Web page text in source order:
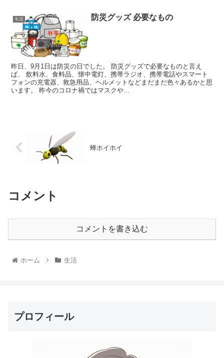
生活 防災グッズ 必要なもの
昨日、9月1日は防災の日でした。 防災グッズで必要なものと言え
ば、 飲料水、食料品、懐中電灯、携帯ラジオ、携帯電話やスマート
フォンの充電器、救急用品、ヘルメットなどまだまだ色々あるかと思
います。 昨今のコロナ禍ではマスクや...
蜂ホイホイ
コメント
コメントを書き込む
ホーム 生活
プロフィール